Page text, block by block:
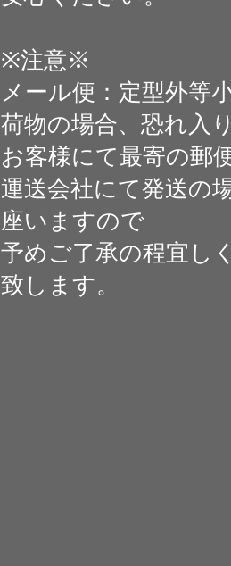
※注意※
メール便：定型外等
荷物の場合、恐れ入
お客様にて最寄の郵
運送会社にて発送の
座いますので
予めご了承の程宜し
致します。